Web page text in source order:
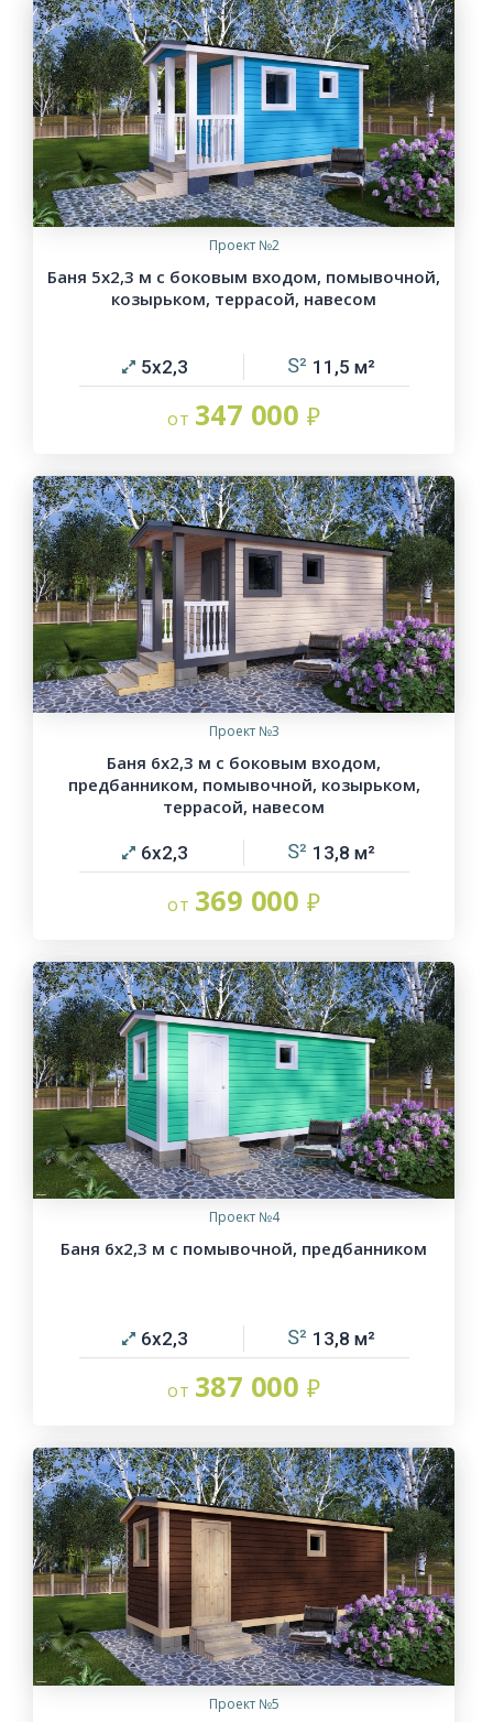
Проект №2
Баня 5х2,3 м с боковым входом, помывочной,
козырьком, террасой, навесом
5х2,3 11,5
347 000
Проект №3
Баня 6х2,3 м с боковым входом,
предбанником, помывочной, козырьком,
террасой, навесом
6х2,3 13,8
369 000
Проект №4
Баня 6х2,3 м с помывочной, предбанником
6х2,3 13,8
387 000
Проект №5